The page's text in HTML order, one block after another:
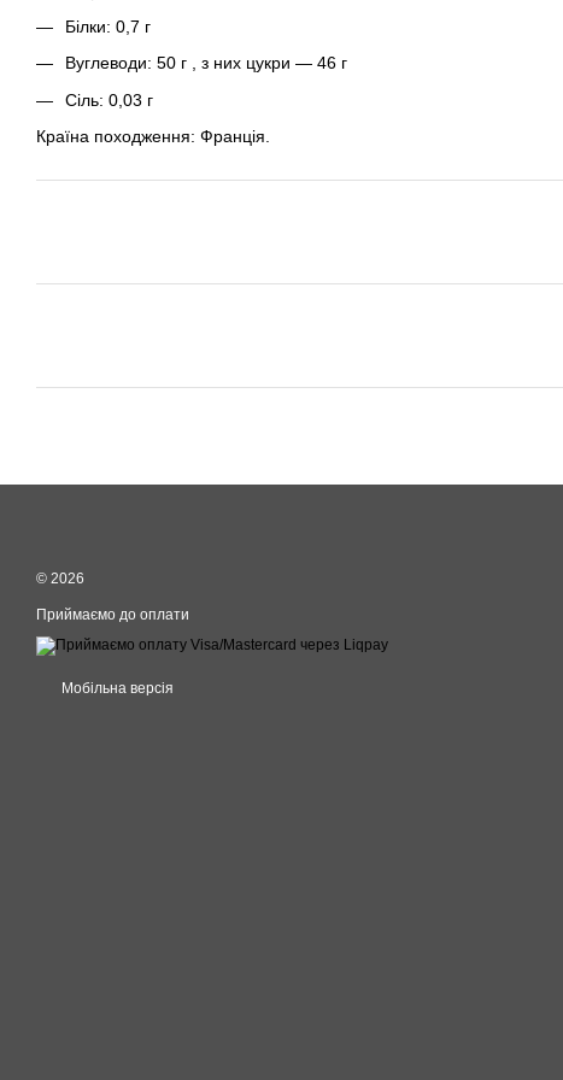
Білки: 0,7 г
Вуглеводи: 50 г , з них цукри — 46 г
Сіль: 0,03 г
Країна походження: Франція.
© 2026
Приймаємо до оплати
Мобільна версія